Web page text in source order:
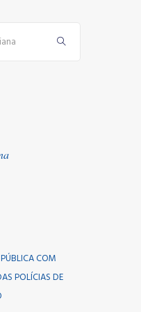
COM
POLÍCIAS DE